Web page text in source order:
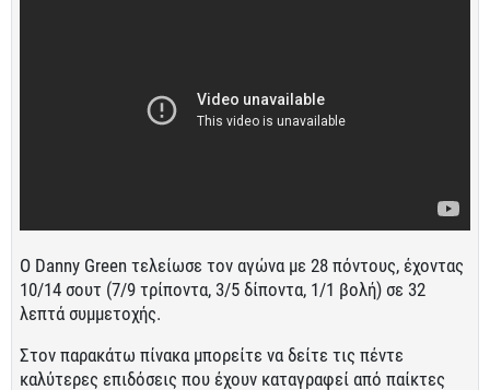
Ο Danny Green τελείωσε τον αγώνα με 28 πόντους, έχοντας
10/14 σουτ (7/9 τρίποντα, 3/5 δίποντα, 1/1 βολή) σε 32
λεπτά συμμετοχής.
Στον παρακάτω πίνακα μπορείτε να δείτε τις πέντε
καλύτερες επιδόσεις που έχουν καταγραφεί από παίκτες